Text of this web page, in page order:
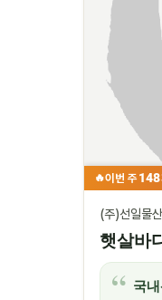
🔥이번 주148
(주)선일물산
햇살바
국